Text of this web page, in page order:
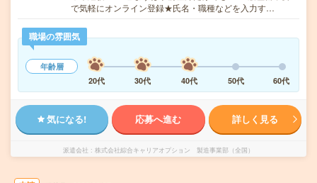
で気軽にオンライン登録★氏名・職種などを入力す…
職場の雰囲気
年齢層
20代
30代 40代 50代 60代
気になる! 応募へ進む 詳しく見る
派遣会社 株式会社綜合キャリアオプション 製造事業部（全国）